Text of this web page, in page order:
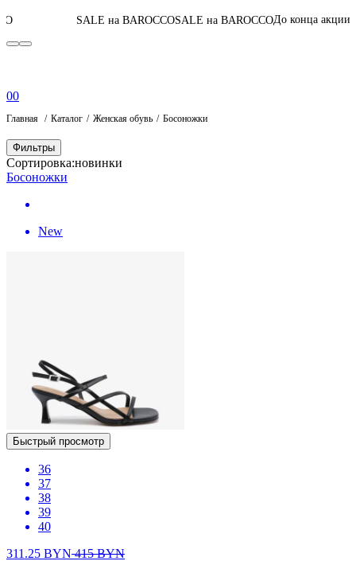
SALE на BAROCCOSALE на BAROCCOДо конца акции05:08:26:33
00
Главная Каталог Женская обувь Босоножки
Фильтры
Сортировка:новинки
Босоножки
New
Быстрый просмотр
36
37
38
39
40
311.25 BYN415BYN